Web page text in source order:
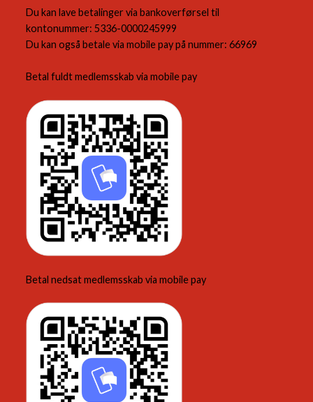
Du kan lave betalinger via bankoverførsel til
kontonummer: 5336-0000245999
Du kan også betale via mobile pay på nummer: 66969
Betal fuldt medlemsskab via mobile pay
Betal nedsat medlemsskab via mobile pay